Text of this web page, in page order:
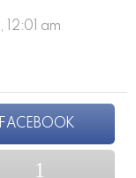
am
FACEBOOK